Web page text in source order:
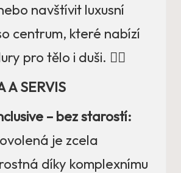
navštívit luxusní
centrum, které nabízí
pro tělo i duši. 🧖‍♀️
A SERVIS
– bez starostí:
je zcela
díky komplexnímu